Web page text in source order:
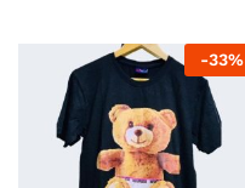
-33%